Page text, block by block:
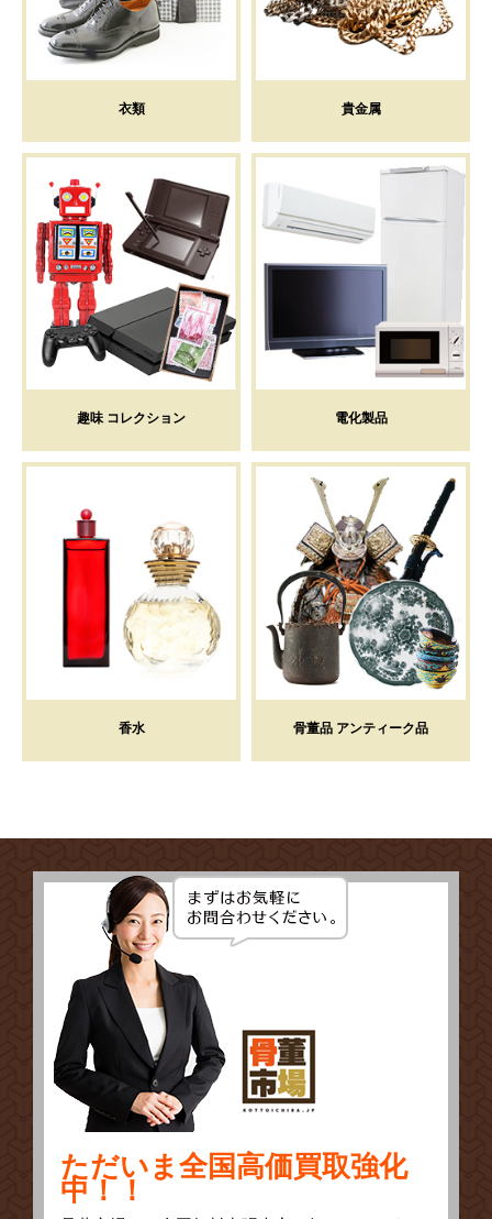
衣類 貴金属
趣味 コレクション 電化製品
香水 骨董品 アンティーク品
ただいま全国高価買取強化
中！！